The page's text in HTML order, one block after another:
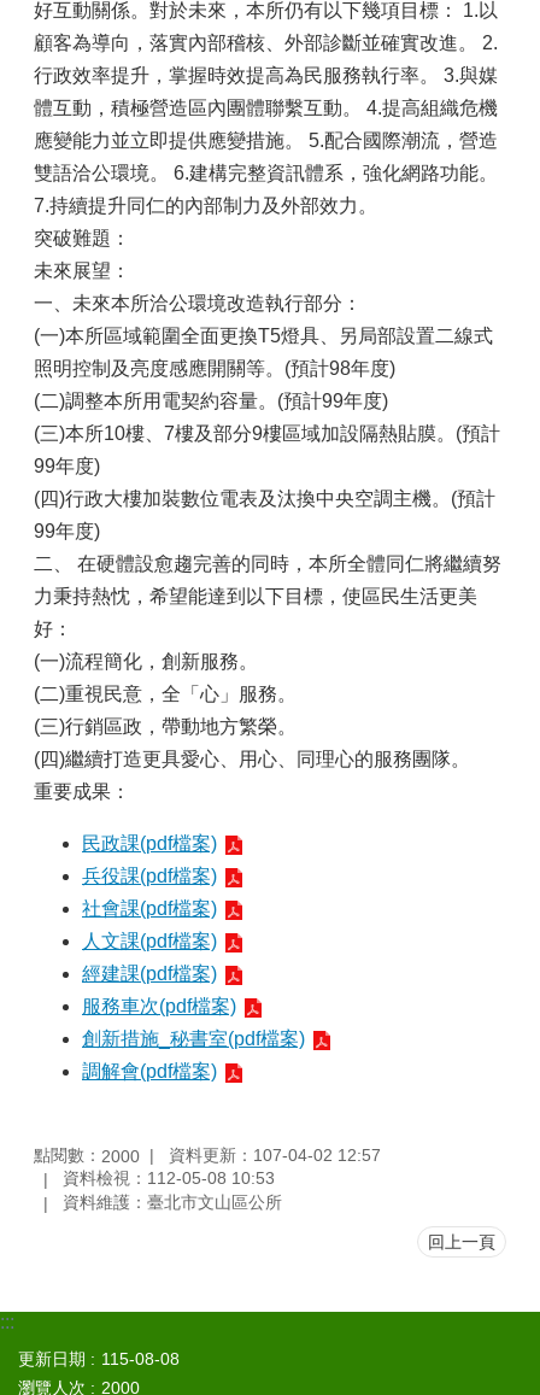
訊
防
災
救
災
資
訊
(Disaster
prevention
response)
府
資
訊
公
專
區
開
放
資
料
專
區
統
計
資
人
別
等
好互動關係。對於未來，本所仍有以下幾項目標： 1.以
顧客為導向，落實內部稽核、外部診斷並確實改進。 2.
行政效率提升，掌握時效提高為民服務執行率。 3.與媒
體互動，積極營造區內團體聯繫互動。 4.提高組織危機
應變能力並立即提供應變措施。 5.配合國際潮流，營造
雙語洽公環境。 6.建構完整資訊體系，強化網路功能。
7.持續提升同仁的內部制力及外部效力。
突破難題：
未來展望：
一、未來本所洽公環境改造執行部分：
(一)本所區域範圍全面更換T5燈具、另局部設置二線式
照明控制及亮度感應開關等。(預計98年度)
(二)調整本所用電契約容量。(預計99年度)
(三)本所10樓、7樓及部分9樓區域加設隔熱貼膜。(預計
99年度)
(四)行政大樓加裝數位電表及汰換中央空調主機。(預計
99年度)
二、 在硬體設愈趨完善的同時，本所全體同仁將繼續努
力秉持熱忱，希望能達到以下目標，使區民生活更美
好：
(一)流程簡化，創新服務。
(二)重視民意，全「心」服務。
(三)行銷區政，帶動地方繁榮。
(四)繼續打造更具愛心、用心、同理心的服務團隊。
重要成果：
民政課(pdf檔案)
兵役課(pdf檔案)
社會課(pdf檔案)
人文課(pdf檔案)
經建課(pdf檔案)
服務車次(pdf檔案)
創新措施_秘書室(pdf檔案)
調解會(pdf檔案)
點閱數： 2000
資料更新：107-04-02 12:57
資料檢視：112-05-08 10:53
資料維護：臺北市文山區公所
回上一頁
:::
更新日期
115-08-08
瀏覽人次
2000